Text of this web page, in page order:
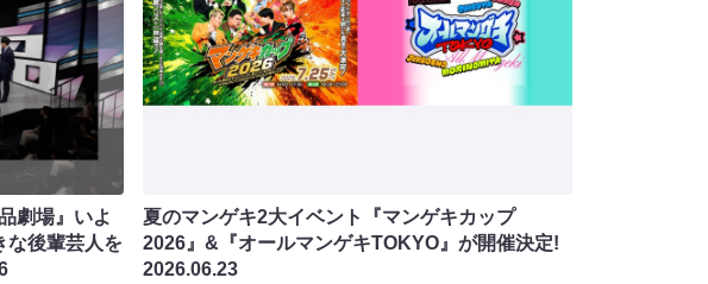
劇場』いよ
後輩芸人を
夏のマンゲキ2大イベント『マンゲキカップ
2026』&『オールマンゲキTOKYO』が開催決定!
2026.06.23